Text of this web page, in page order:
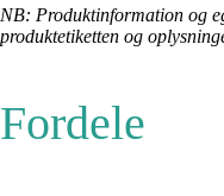
NB: Produktinformation og
produktetiketten og
Fordele